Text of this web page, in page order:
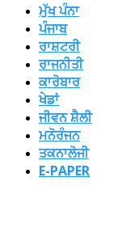
ਮੁੱਖ ਪੰਨਾ
ਪੰਜਾਬ
ਰਾਸ਼ਟਰੀ
ਰਾਜਨੀਤੀ
ਕਾਰੋਬਾਰ
ਖੇਡਾਂ
ਜੀਵਨ ਸ਼ੈਲੀ
ਮਨੋਰੰਜਨ
ਤਕਨਾਲੋਜੀ
E-PAPER